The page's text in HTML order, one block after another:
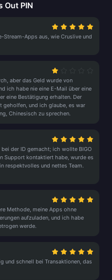
Out PIN
Stream-Apps aus, wie Cruslive und
aber das Geld wurde von
ich habe nie eine E-Mail über eine
eine Bestätigung erhalten. Der
geholfen, und ich glaube, es war
Chinesisch zu sprechen.
der ID gemacht; ich wollte BIGO
Support kontaktiert habe, wurde es
respektvolles und nettes Team.
Methode, meine Apps ohne
aufzuladen, und ich habe
werde.
und schnell bei Transaktionen, das